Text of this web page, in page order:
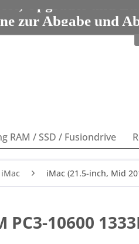
zur Abgabe und
Upgrades und
RAM / SSD / Fusiondrive
iMac (21.5-inch, Mid
PC3-10600